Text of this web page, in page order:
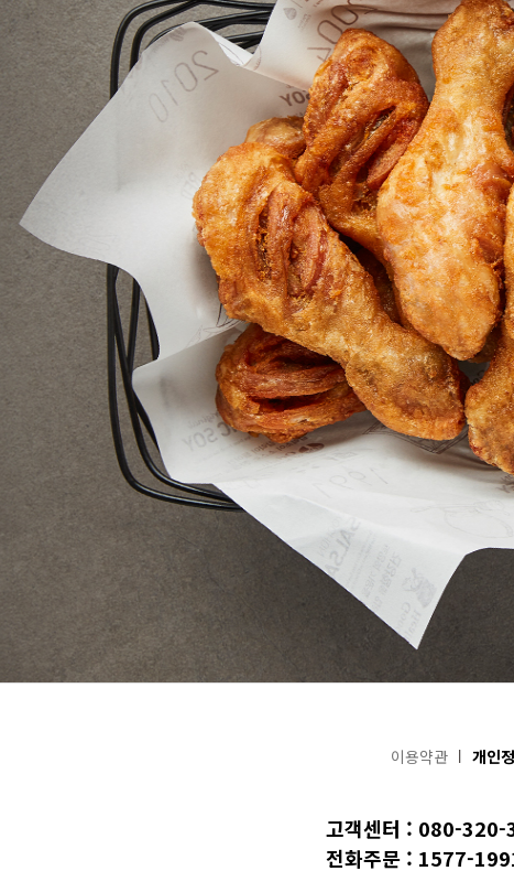
이용약관 개인
고객센터 : 080-320-
전화주문 : 1577-